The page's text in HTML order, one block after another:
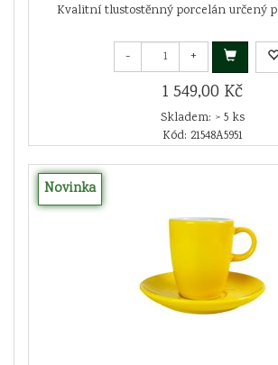
Kvalitní tlustostěnný porcelán určený
- +
1 549,00 Kč
Skladem: > 5 ks
Kód: 21548A5951
Novinka